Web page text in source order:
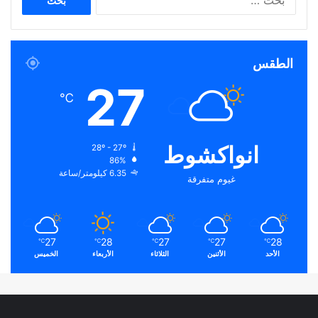
الطقس
انواكشوط
غيوم متفرقة
27
℃
86%
6.35 كيلومتر/ساعة
28
℃
الأحد
27
℃
الأثنين
27
℃
الثلاثاء
28
℃
الأربعاء
27
℃
الخميس